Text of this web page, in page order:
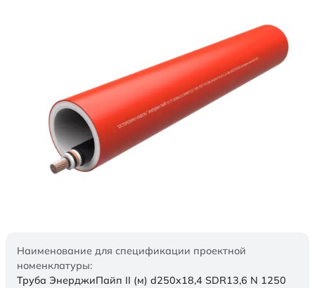
Наименование для спецификации проектной
номенклатуры:
Труба ЭнерджиПайп II (м) d250x18,4 SDR13,6 N 1250